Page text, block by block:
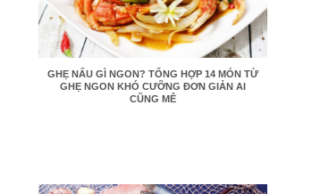
GHẸ NẤU GÌ NGON? TỔNG HỢP 14 MÓN TỪ
GHẸ NGON KHÓ CƯỠNG ĐƠN GIẢN AI
CŨNG MÊ